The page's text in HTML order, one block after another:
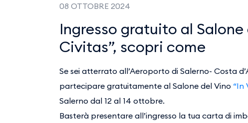
08 OTTOBRE 2024
Ingresso gratuito al Salone
Civitas”, scopri come
Se sei atterrato all’Aeroporto di Salerno- Costa
partecipare gratuitamente al Salone del Vino “In
Salerno dal 12 al 14 ottobre.
Basterà presentare all’ingresso la tua carta di